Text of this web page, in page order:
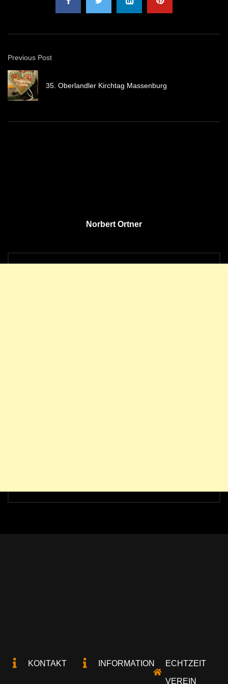
Previous Post
35. Oberlandler Kirchtag Massenburg
Norbert Ortner
KONTAKT INFORMATION ECHTZEIT
VEREIN